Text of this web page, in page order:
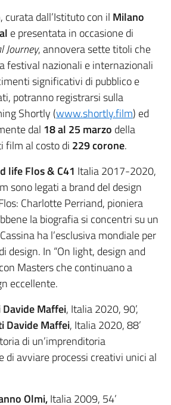
curata dall’Istituto con il Milano
e presentata in occasione di
Journey, annovera sette titoli che
festival nazionali e internazionali
significativi di pubblico e
potranno registrarsi sulla
Shortly (www.shortly.film) ed
dal 18 al 25 marzo della
film al costo di 229 corone.
life Flos & C41 Italia 2017-2020,
sono legati a brand del design
Charlotte Perriand, pioniera
la biografia si concentri su un
ha l’esclusiva mondiale per
design. In “On light, design and
Masters che continuano a
eccellente.
Maffei, Italia 2020, 90’,
Davide Maffei, Italia 2020, 88’
di un’imprenditoria
di avviare processi creativi unici al
Olmi,Italia 2009, 54’